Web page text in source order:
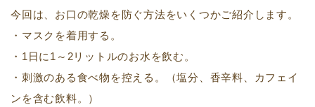
今回は、お口の乾燥を防ぐ方法をいくつかご紹介します。
・マスクを着用する。
・1日に1～2リットルのお水を飲む。
・刺激のある食べ物を控える。（塩分、香辛料、カフェイ
ンを含む飲料。）